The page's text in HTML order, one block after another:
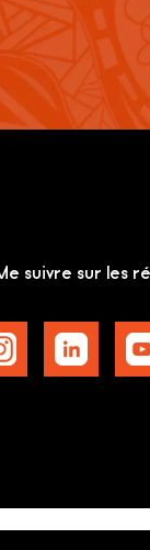
suivre sur les